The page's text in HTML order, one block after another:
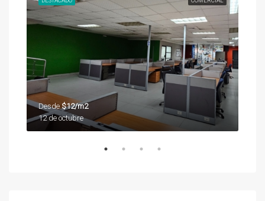
Desde$12/m2
12 de octubre